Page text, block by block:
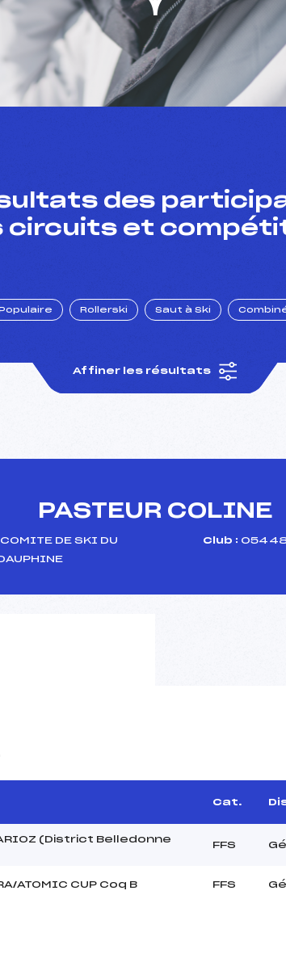
des
circuits et
Rollerski Saut à Ski
Affiner les résultats
PASTEUR COLINE
COMITE DE SKI DU
Club : 05448
Cat.
(District Belledonne
FFS
ATOMIC CUP Coq B FFS